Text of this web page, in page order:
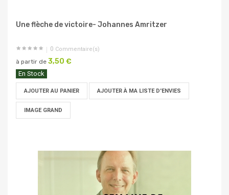
Une flèche de victoire- Johannes Amritzer
0 Commentaire(s)
à partir de 3,50 €
En Stock
AJOUTER AU PANIER AJOUTER À MA LISTE D'ENVIES
IMAGE GRAND